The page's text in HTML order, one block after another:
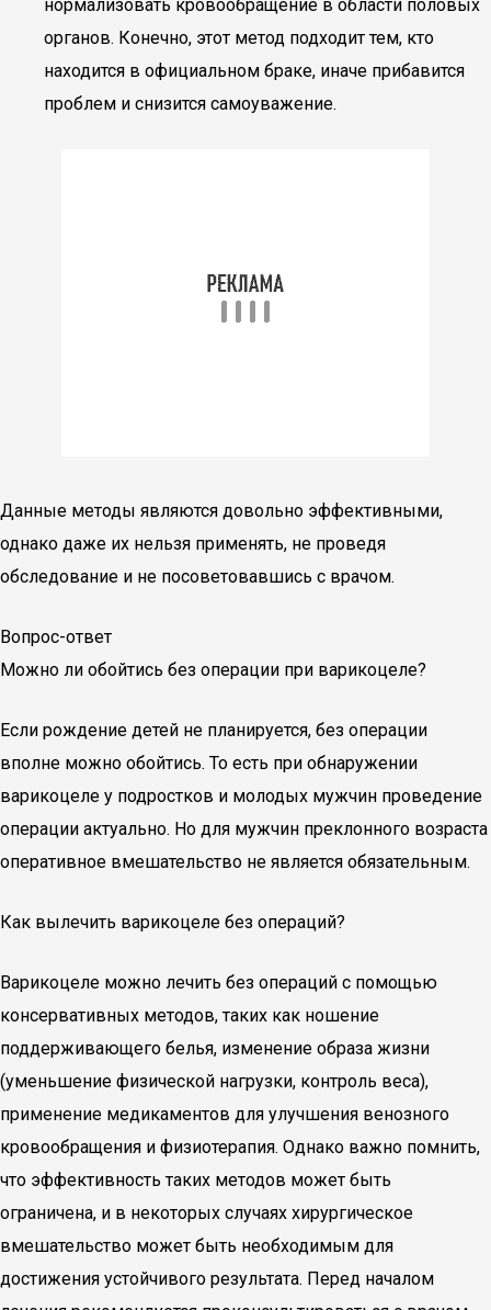
нормализовать кровообращение в области половых
органов. Конечно, этот метод подходит тем, кто
находится в официальном браке, иначе прибавится
проблем и снизится самоуважение.
Данные методы являются довольно эффективными,
однако даже их нельзя применять, не проведя
обследование и не посоветовавшись с врачом.
Вопрос-ответ
Можно ли обойтись без операции при варикоцеле?
Если рождение детей не планируется, без операции
вполне можно обойтись. То есть при обнаружении
варикоцеле у подростков и молодых мужчин проведение
операции актуально. Но для мужчин преклонного возраста
оперативное вмешательство не является обязательным.
Как вылечить варикоцеле без операций?
Варикоцеле можно лечить без операций с помощью
консервативных методов, таких как ношение
поддерживающего белья, изменение образа жизни
(уменьшение физической нагрузки, контроль веса),
применение медикаментов для улучшения венозного
кровообращения и физиотерапия. Однако важно помнить,
что эффективность таких методов может быть
ограничена, и в некоторых случаях хирургическое
вмешательство может быть необходимым для
достижения устойчивого результата. Перед началом